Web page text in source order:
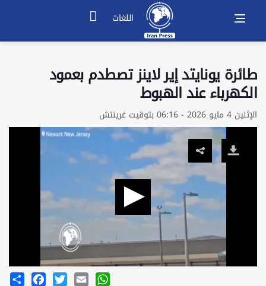
اللغات
طائرة يونايتد إير لاينز تصطدم بعمود
الكهرباء عند الهبوط
الإثنين 4 مايو 2026 - 06:16 بتوقيت غرينتش
Share
FacebookTwitterEmail
WhatsApp